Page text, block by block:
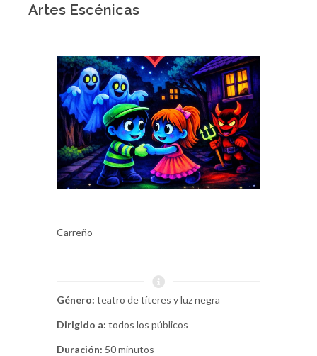
Artes Escénicas
Carreño
Género: teatro de títeres y luz negra
Dirigido a: todos los públicos
Duración: 50 minutos